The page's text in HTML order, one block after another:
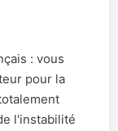
: vous
pour la
l'instabilité